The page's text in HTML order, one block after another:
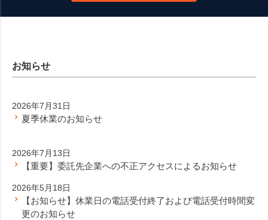
お知らせ
2026年7月31日
夏季休業のお知らせ
2026年7月13日
【重要】委託先企業への不正アクセスによるお知らせ
2026年5月18日
【お知らせ】休業日の電話受付終了および電話受付時間変
更のお知らせ